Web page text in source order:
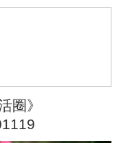
军队鏖战“军
圈》